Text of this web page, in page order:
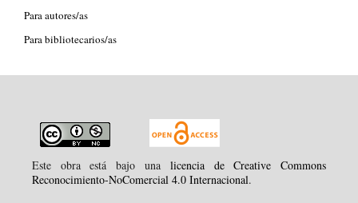
Para autores/as
Para bibliotecarios/as
Este obra está bajo una licencia de Creative Commons
Reconocimiento-NoComercial 4.0 Internacional.